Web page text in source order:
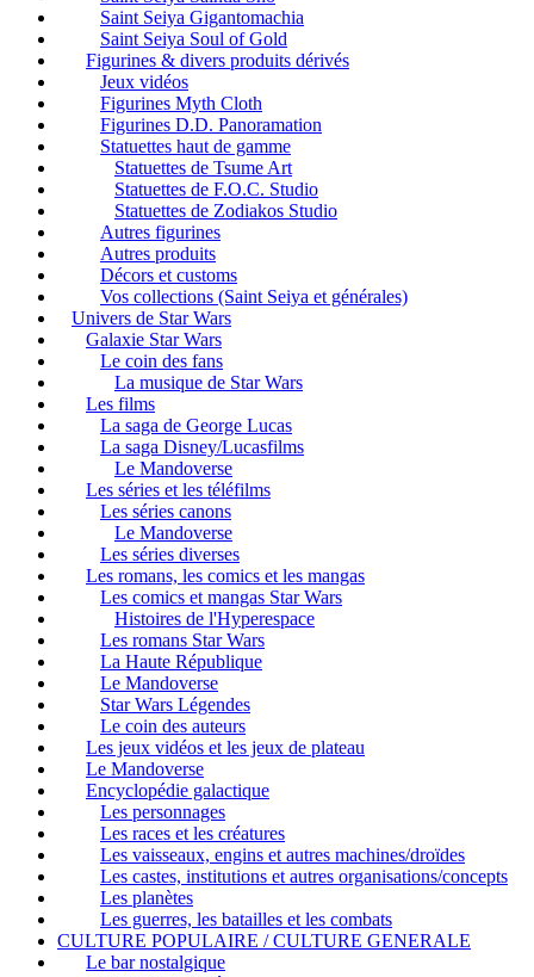
Saint Seiya Gigantomachia
Saint Seiya Soul of Gold
Figurines & divers produits dérivés
Jeux vidéos
Figurines Myth Cloth
Figurines D.D. Panoramation
Statuettes haut de gamme
Statuettes de Tsume Art
Statuettes de F.O.C. Studio
Statuettes de Zodiakos Studio
Autres figurines
Autres produits
Décors et customs
Vos collections (Saint Seiya et générales)
Univers de Star Wars
Galaxie Star Wars
Le coin des fans
La musique de Star Wars
Les films
La saga de George Lucas
La saga Disney/Lucasfilms
Le Mandoverse
Les séries et les téléfilms
Les séries canons
Le Mandoverse
Les séries diverses
Les romans, les comics et les mangas
Les comics et mangas Star Wars
Histoires de l'Hyperespace
Les romans Star Wars
La Haute République
Le Mandoverse
Star Wars Légendes
Le coin des auteurs
Les jeux vidéos et les jeux de plateau
Le Mandoverse
Encyclopédie galactique
Les personnages
Les races et les créatures
Les vaisseaux, engins et autres machines/droïdes
Les castes, institutions et autres organisations/concepts
Les planètes
Les guerres, les batailles et les combats
CULTURE POPULAIRE / CULTURE GENERALE
Le bar nostalgique